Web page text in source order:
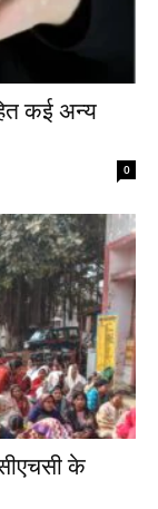
कई अन्य
0
के